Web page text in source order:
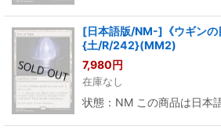
[日本語版/NM-]《ウギンの
{土/R/242}(MM2)
7,980円
在庫なし
状態：NM この商品は日本